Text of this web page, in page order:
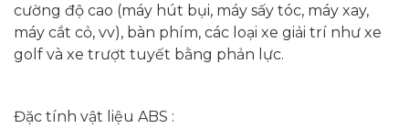
cường độ cao (máy hút bụi, máy sấy tóc, máy xay,
máy cắt cỏ, vv), bàn phím, các loại xe giải trí như xe
golf và xe trượt tuyết bằng phản lực.
Đặc tính vật liệu ABS :